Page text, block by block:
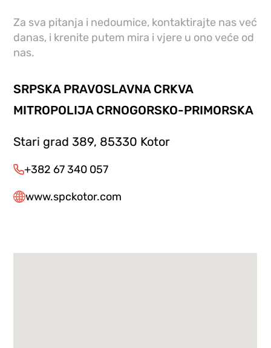
Za sva pitanja i nedoumice, kontaktirajte nas već
danas, i krenite putem mira i vjere u ono veće od
nas.
SRPSKA PRAVOSLAVNA CRKVA
MITROPOLIJA CRNOGORSKO-PRIMORSKA
Stari grad 389, 85330 Kotor
+382 67 340 057
www.spckotor.com